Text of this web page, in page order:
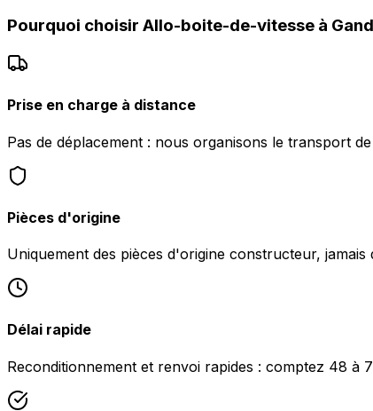
Pourquoi choisir Allo-boite-de-vitesse à
Prise en charge à distance
Pas de déplacement : nous organisons le transport
Pièces d'origine
Uniquement des pièces d'origine constructeur,
Délai rapide
Reconditionnement et renvoi rapides : comptez 48 à